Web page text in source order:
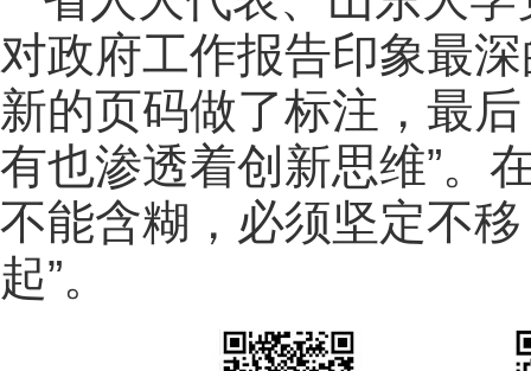
对政府工作报告印象最
新的页码做了标注，最
有也渗透着创新思维”。
不能含糊，必须坚定不
起”。